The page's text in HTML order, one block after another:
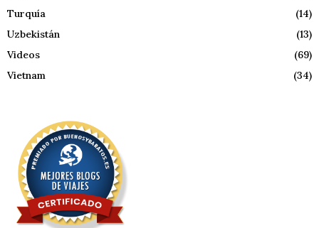
Turquía
(14)
Uzbekistán
(13)
Videos
(69)
Vietnam
(34)